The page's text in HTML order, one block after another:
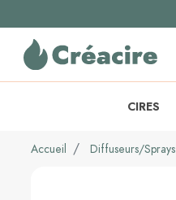
CIRES
Accueil Diffuseurs/Sprays